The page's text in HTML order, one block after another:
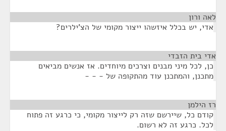
לאה ורון
אדי, יש בכלל איזשהו ייצור מקומי של הצ'ילרים?
אדי בית הזבדי
כן, לכל מיני מבנים וצרכים מיוחדים. אז אנשים מביאים
מתכנן, והמתכנן עוד מהתקופה של - - -
רז הילמן
קודם כל, שיירשם שזה רק לייצור מקומי, כי כרגע זה פתוח
לכל. כרגע זה לא רשום.